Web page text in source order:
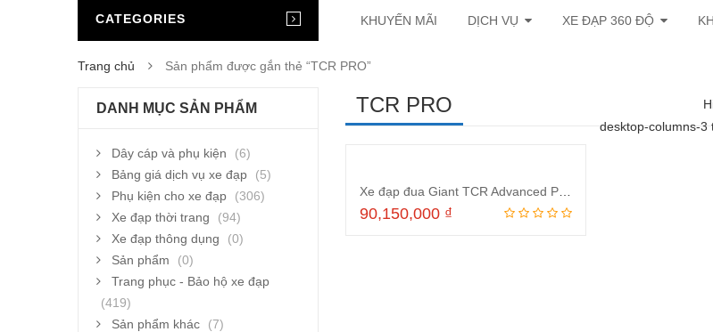
CATEGORIES KHUYẾN MÃI DỊCH VỤ XE ĐẠP 360 ĐỘ
Trang chủ Sản phẩm được gắn thẻ “TCR PRO”
TCR PRO
desktop-columns-3
90,150,000 ₫
DANH MỤC SẢN PHẨM
Dây cáp và phụ kiện
(6)
Bảng giá dịch vụ xe đạp
(5)
Phụ kiện cho xe đạp
(306)
Xe đạp thời trang
(94)
Xe đạp thông dụng
(0)
Sản phẩm
(0)
Trang phục - Bảo hộ xe đạp
(419)
Sản phẩm khác
(7)